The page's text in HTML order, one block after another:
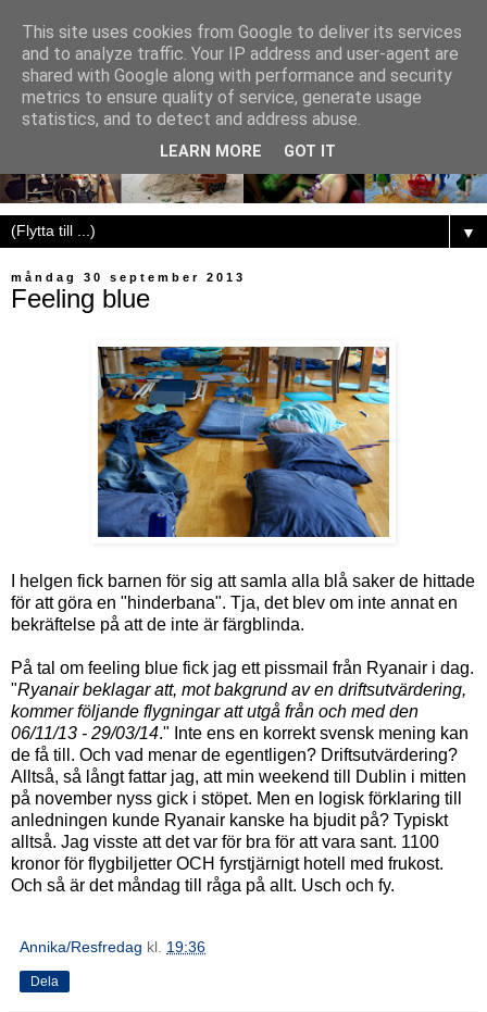
▼
måndag 30 september 2013
Feeling blue
I helgen fick barnen för sig att samla alla blå saker de hittade
för att göra en "hinderbana". Tja, det blev om inte annat en
bekräftelse på att de inte är färgblinda.
På tal om feeling blue fick jag ett pissmail från Ryanair i dag.
"Ryanair beklagar att, mot bakgrund av en driftsutvärdering,
kommer följande flygningar att utgå från och med den
06/11/13 - 29/03/14." Inte ens en korrekt svensk mening kan
de få till. Och vad menar de egentligen? Driftsutvärdering?
Alltså, så långt fattar jag, att min weekend till Dublin i mitten
på november nyss gick i stöpet. Men en logisk förklaring till
anledningen kunde Ryanair kanske ha bjudit på? Typiskt
alltså. Jag visste att det var för bra för att vara sant. 1100
kronor för flygbiljetter OCH fyrstjärnigt hotell med frukost.
Och så är det måndag till råga på allt. Usch och fy.
Annika/Resfredag kl. 19:36
Dela
This site uses cookies from Google to deliver its services
and to analyze traffic. Your IP address and user-agent are
shared with Google along with performance and security
metrics to ensure quality of service, generate usage
statistics, and to detect and address abuse.
LEARN MORE GOT IT